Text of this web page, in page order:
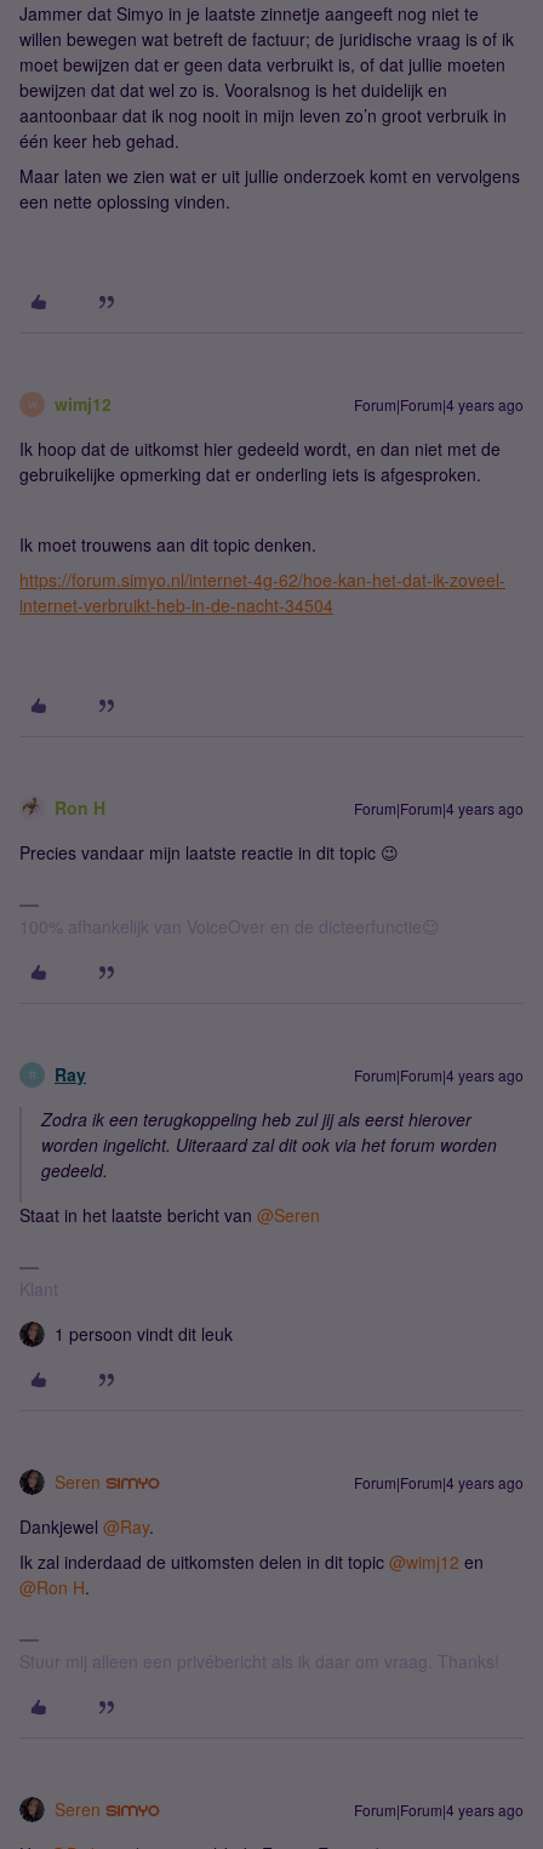
Jammer dat Simyo in je laatste zinnetje aangeeft nog niet te
willen bewegen wat betreft de factuur; de juridische vraag is of ik
moet bewijzen dat er geen data verbruikt is, of dat jullie moeten
bewijzen dat dat wel zo is. Vooralsnog is het duidelijk en
aantoonbaar dat ik nog nooit in mijn leven zo’n groot verbruik in
één keer heb gehad.
Maar laten we zien wat er uit jullie onderzoek komt en vervolgens
een nette oplossing vinden.
W wimj12 Forum|Forum|4 years ago
Ik hoop dat de uitkomst hier gedeeld wordt, en dan niet met de
gebruikelijke opmerking dat er onderling iets is afgesproken.
Ik moet trouwens aan dit topic denken.
https://forum.simyo.nl/internet-4g-62/hoe-kan-het-dat-ik-zoveel-
internet-verbruikt-heb-in-de-nacht-34504
Ron H Forum|Forum|4 years ago
Precies vandaar mijn laatste reactie in dit topic 😉
100% afhankelijk van VoiceOver en de dicteerfunctie😉
R Ray Forum|Forum|4 years ago
Zodra ik een terugkoppeling heb zul jij als eerst hierover
worden ingelicht. Uiteraard zal dit ook via het forum worden
gedeeld.
Staat in het laatste bericht van @Seren
Klant
1 persoon vindt dit leuk
Seren Forum|Forum|4 years ago
Dankjewel @Ray.
Ik zal inderdaad de uitkomsten delen in dit topic @wimj12 en
@Ron H.
Stuur mij alleen een privébericht als ik daar om vraag. Thanks!
Seren Forum|Forum|4 years ago